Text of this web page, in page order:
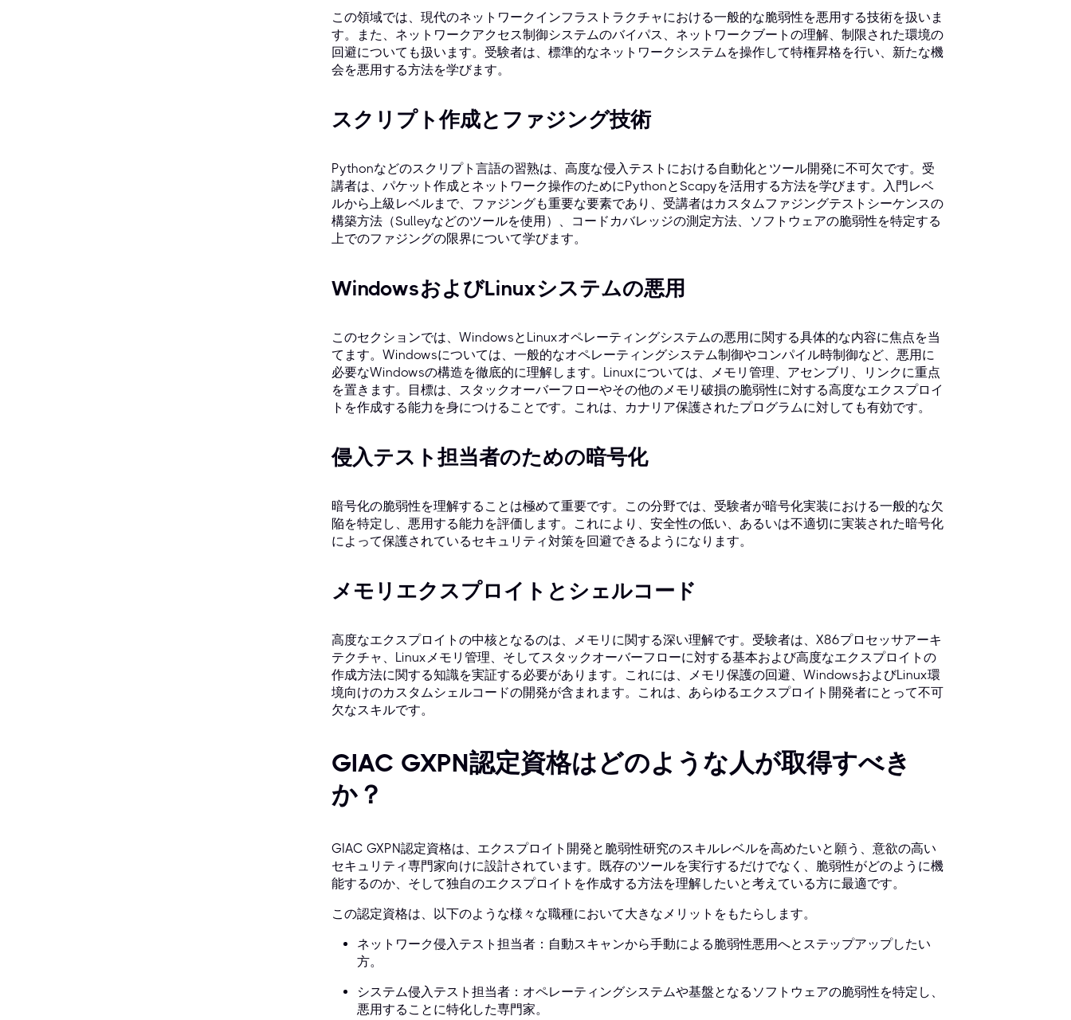
この領域では、現代のネットワークインフラストラクチャにおける一般的な脆弱性を悪用する技術を扱いま
す。また、ネットワークアクセス制御システムのバイパス、ネットワークブートの理解、制限された環境の
回避についても扱います。受験者は、標準的なネットワークシステムを操作して特権昇格を行い、新たな機
会を悪用する方法を学びます。
スクリプト作成とファジング技術
Pythonなどのスクリプト言語の習熟は、高度な侵入テストにおける自動化とツール開発に不可欠です。受
講者は、パケット作成とネットワーク操作のためにPythonとScapyを活用する方法を学びます。入門レベ
ルから上級レベルまで、ファジングも重要な要素であり、受講者はカスタムファジングテストシーケンスの
構築方法（Sulleyなどのツールを使用）、コードカバレッジの測定方法、ソフトウェアの脆弱性を特定する
上でのファジングの限界について学びます。
WindowsおよびLinuxシステムの悪用
このセクションでは、WindowsとLinuxオペレーティングシステムの悪用に関する具体的な内容に焦点を当
てます。Windowsについては、一般的なオペレーティングシステム制御やコンパイル時制御など、悪用に
必要なWindowsの構造を徹底的に理解します。Linuxについては、メモリ管理、アセンブリ、リンクに重点
を置きます。目標は、スタックオーバーフローやその他のメモリ破損の脆弱性に対する高度なエクスプロイ
トを作成する能力を身につけることです。これは、カナリア保護されたプログラムに対しても有効です。
侵入テスト担当者のための暗号化
暗号化の脆弱性を理解することは極めて重要です。この分野では、受験者が暗号化実装における一般的な欠
陥を特定し、悪用する能力を評価します。これにより、安全性の低い、あるいは不適切に実装された暗号化
によって保護されているセキュリティ対策を回避できるようになります。
メモリエクスプロイトとシェルコード
高度なエクスプロイトの中核となるのは、メモリに関する深い理解です。受験者は、X86プロセッサアーキ
テクチャ、Linuxメモリ管理、そしてスタックオーバーフローに対する基本および高度なエクスプロイトの
作成方法に関する知識を実証する必要があります。これには、メモリ保護の回避、WindowsおよびLinux環
境向けのカスタムシェルコードの開発が含まれます。これは、あらゆるエクスプロイト開発者にとって不可
欠なスキルです。
GIAC GXPN認定資格はどのような人が取得すべき
か？
GIAC GXPN認定資格は、エクスプロイト開発と脆弱性研究のスキルレベルを高めたいと願う、意欲の高い
セキュリティ専門家向けに設計されています。既存のツールを実行するだけでなく、脆弱性がどのように機
能するのか、そして独自のエクスプロイトを作成する方法を理解したいと考えている方に最適です。
この認定資格は、以下のような様々な職種において大きなメリットをもたらします。
ネットワーク侵入テスト担当者：自動スキャンから手動による脆弱性悪用へとステップアップしたい
方。
システム侵入テスト担当者：オペレーティングシステムや基盤となるソフトウェアの脆弱性を特定し、
悪用することに特化した専門家。